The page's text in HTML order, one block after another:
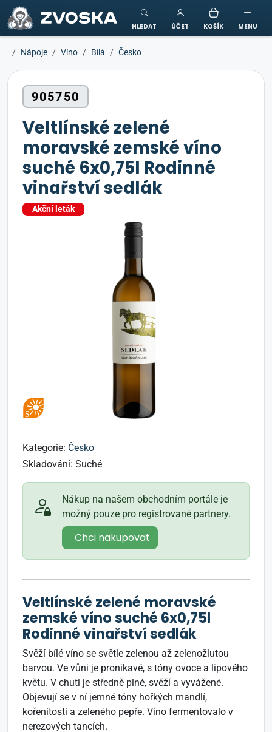
ZVOSKA
HLEDAT ÚČET KOŠÍK MENU
Nápoje Víno Bílá Česko
905750
Veltlínské zelené
moravské zemské víno
suché 6x0,75l Rodinné
vinařství sedlák
Akční leták
Kategorie: Česko
Skladování: Suché
Nákup na našem obchodním portále je
možný pouze pro registrované partnery.
Chci nakupovat
Veltlínské zelené moravské
zemské víno suché 6x0,75l
Rodinné vinařství sedlák
Svěží bílé víno se světle zelenou až zelenožlutou
barvou. Ve vůni je pronikavé, s tóny ovoce a lipového
květu. V chuti je středně plné, svěží a vyvážené.
Objevují se v ní jemné tóny hořkých mandlí,
kořenitosti a zeleného pepře. Víno fermentovalo v
nerezových tancích.